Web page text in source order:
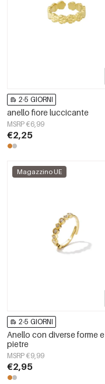
2-5 GIORNI
anello fiore luccicante
MSRP €6,99
€2,25
Magazzino UE
2-5 GIORNI
Anello con diverse forme e
pietre
MSRP €9,99
€2,95